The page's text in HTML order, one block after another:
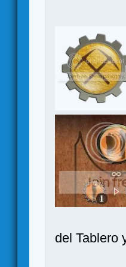
del Tablero